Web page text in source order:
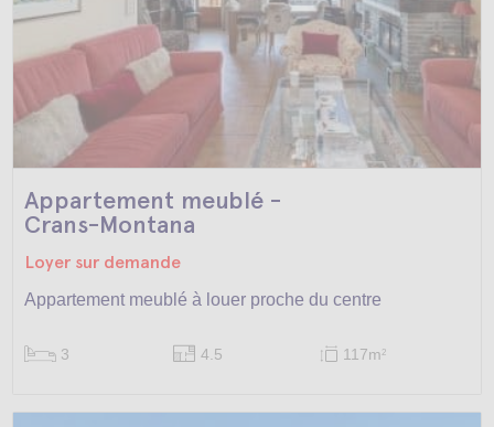
Appartement meublé -
Crans-Montana
Loyer sur demande
Appartement meublé à louer proche du centre
3 4.5 117m2